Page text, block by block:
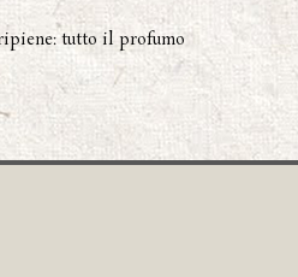
tutto il profumo